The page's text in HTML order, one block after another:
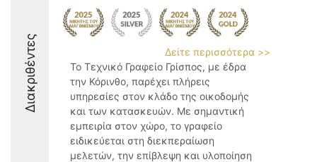
Διακριθέντες
Δείτε περισσότερα >>
Το Τεχνικό Γραφείο Γρίσπος, με έδρα
την Κόρινθο, παρέχει πλήρεις
υπηρεσίες στον κλάδο της οικοδομής
και των κατασκευών. Με σημαντική
εμπειρία στον χώρο, το γραφείο
ειδικεύεται στη διεκπεραίωση
μελετών, την επίβλεψη και υλοποίηση